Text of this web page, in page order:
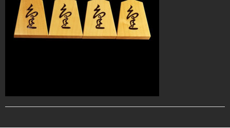
駒箱 駒台 布盤
駒師紹介